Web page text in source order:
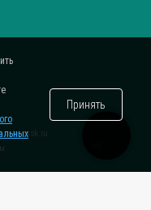
zatar-msk.ru
Принять